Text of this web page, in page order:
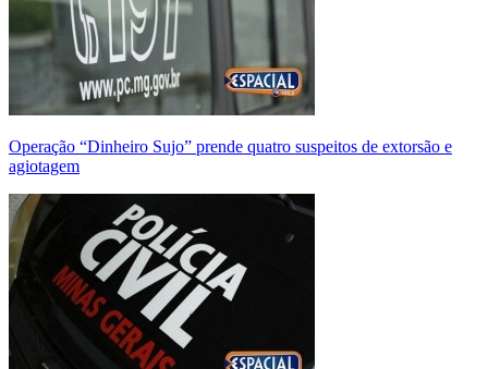
Operação “Dinheiro Sujo” prende quatro suspeitos de extorsão e
agiotagem